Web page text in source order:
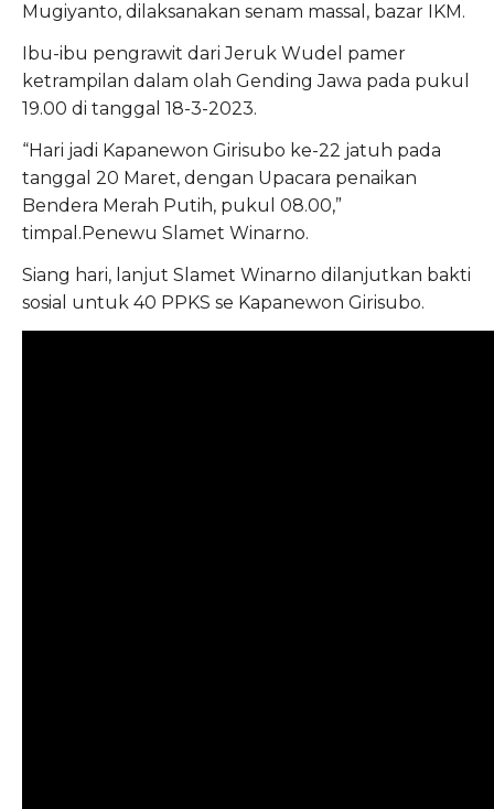
Mugiyanto, dilaksanakan senam massal, bazar IKM.
Ibu-ibu pengrawit dari Jeruk Wudel pamer
ketrampilan dalam olah Gending Jawa pada pukul
19.00 di tanggal 18-3-2023.
“Hari jadi Kapanewon Girisubo ke-22 jatuh pada
tanggal 20 Maret, dengan Upacara penaikan
Bendera Merah Putih, pukul 08.00,”
timpal.Penewu Slamet Winarno.
Siang hari, lanjut Slamet Winarno dilanjutkan bakti
sosial untuk 40 PPKS se Kapanewon Girisubo.